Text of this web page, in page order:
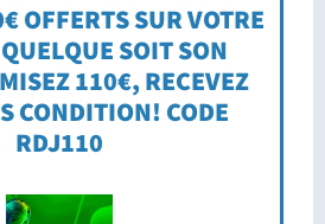
OFFERTS SUR VOTRE
SOIT SON
110€, RECEVEZ
CONDITION! CODE
RDJ110